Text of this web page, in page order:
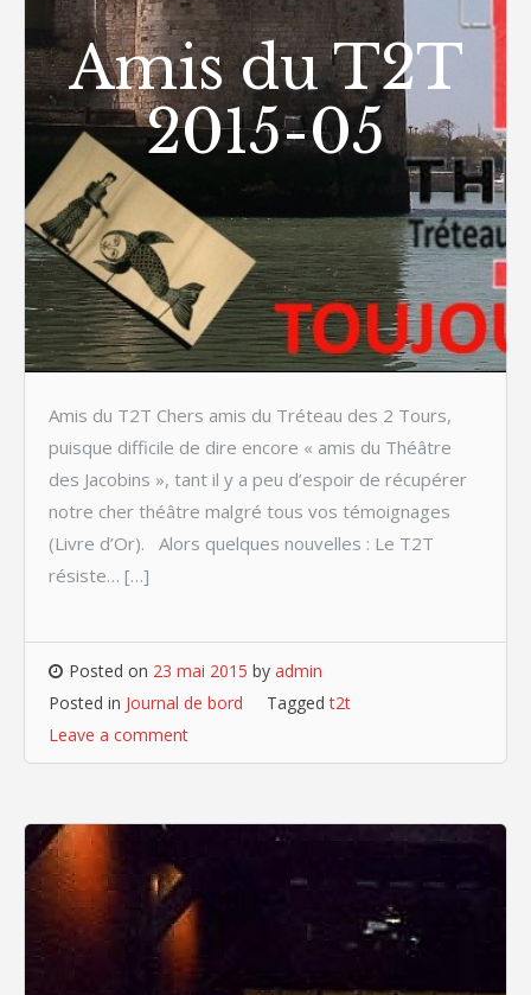
Amis du T2T
2015-05
Amis du T2T Chers amis du Tréteau des 2 Tours,
puisque difficile de dire encore « amis du Théâtre
des Jacobins », tant il y a peu d’espoir de récupérer
notre cher théâtre malgré tous vos témoignages
(Livre d’Or). Alors quelques nouvelles : Le T2T
résiste… […]
Posted on 23 mai 2015 by admin
Posted in Journal de bord Taggedt2t
Leave a comment